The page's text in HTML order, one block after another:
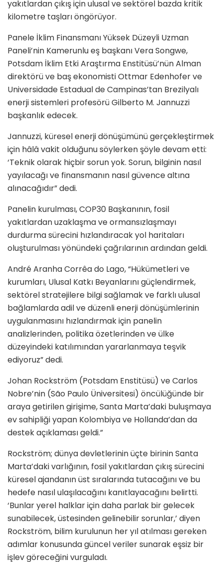
yakıtlardan çıkış için ulusal ve sektörel bazda kritik
kilometre taşları öngörüyor.
Panele İklim Finansmanı Yüksek Düzeyli Uzman
Paneli’nin Kamerunlu eş başkanı Vera Songwe,
Potsdam İklim Etki Araştırma Enstitüsü’nün Alman
direktörü ve baş ekonomisti Ottmar Edenhofer ve
Universidade Estadual de Campinas’tan Brezilyalı
enerji sistemleri profesörü Gilberto M. Jannuzzi
başkanlık edecek.
Jannuzzi, küresel enerji dönüşümünü gerçekleştirmek
için hâlâ vakit olduğunu söylerken şöyle devam etti:
‘Teknik olarak hiçbir sorun yok. Sorun, bilginin nasıl
yayılacağı ve finansmanın nasıl güvence altına
alınacağıdır” dedi.
Panelin kurulması, COP30 Başkanının, fosil
yakıtlardan uzaklaşma ve ormansızlaşmayı
durdurma sürecini hızlandıracak yol haritaları
oluşturulması yönündeki çağrılarının ardından geldi.
André Aranha Corrêa do Lago, “Hükümetleri ve
kurumları, Ulusal Katkı Beyanlarını güçlendirmek,
sektörel stratejilere bilgi sağlamak ve farklı ulusal
bağlamlarda adil ve düzenli enerji dönüşümlerinin
uygulanmasını hızlandırmak için panelin
analizlerinden, politika özetlerinden ve ülke
düzeyindeki katılımından yararlanmaya teşvik
ediyoruz” dedi.
Johan Rockström (Potsdam Enstitüsü) ve Carlos
Nobre’nin (São Paulo Üniversitesi) öncülüğünde bir
araya getirilen girişime, Santa Marta’daki buluşmaya
ev sahipliği yapan Kolombiya ve Hollanda’dan da
destek açıklaması geldi.”
Rockström; dünya devletlerinin üçte birinin Santa
Marta’daki varlığının, fosil yakıtlardan çıkış sürecini
küresel ajandanın üst sıralarında tutacağını ve bu
hedefe nasıl ulaşılacağını kanıtlayacağını belirtti.
‘Bunlar yerel halklar için daha parlak bir gelecek
sunabilecek, üstesinden gelinebilir sorunlar,’ diyen
Rockström, bilim kurulunun her yıl atılması gereken
adımlar konusunda güncel veriler sunarak eşsiz bir
işlev göreceğini vurguladı.